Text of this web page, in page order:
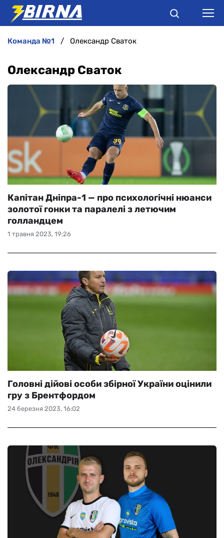
ІНТЕРВ'Ю
РІЗНЕ
БУКМЕКЕРИ
команда №1 Олександр Сваток
Олександр Сваток
1 травня 2023, 19:26
Капітан Дніпра-1 — про психологічні нюанси
золотої гонки та паралелі з летючим
голландцем
24 березня 2023, 16:02
Головні дійові особи збірної України оцінили
гру з Брентфордом